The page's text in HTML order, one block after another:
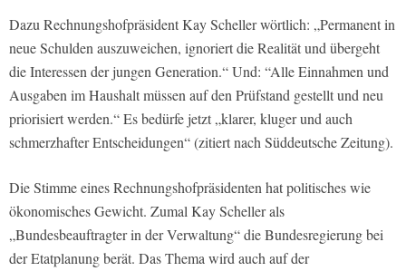
Dazu Rechnungshofpräsident Kay Scheller wörtlich: „Permanent in
neue Schulden auszuweichen, ignoriert die Realität und übergeht
die Interessen der jungen Generation.“ Und: “Alle Einnahmen und
Ausgaben im Haushalt müssen auf den Prüfstand gestellt und neu
priorisiert werden.“ Es bedürfe jetzt „klarer, kluger und auch
schmerzhafter Entscheidungen“ (zitiert nach Süddeutsche Zeitung).
Die Stimme eines Rechnungshofpräsidenten hat politisches wie
ökonomisches Gewicht. Zumal Kay Scheller als
„Bundesbeauftragter in der Verwaltung“ die Bundesregierung bei
der Etatplanung berät. Das Thema wird auch auf der